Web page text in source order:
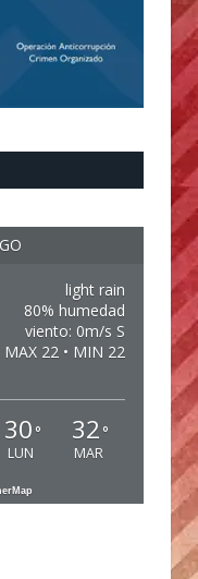
light rain
80% humedad
viento: 0m/s S
MAX 22 • MIN 22
30 °
LUN
32 °
MAR